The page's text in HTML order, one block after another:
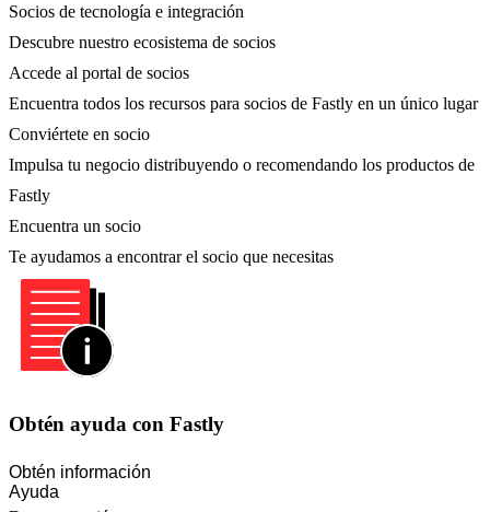
Socios de tecnología e integración
Descubre nuestro ecosistema de socios
Accede al portal de socios
Encuentra todos los recursos para socios de Fastly en un único lugar
Conviértete en socio
Impulsa tu negocio distribuyendo o recomendando los productos de
Fastly
Encuentra un socio
Te ayudamos a encontrar el socio que necesitas
Obtén ayuda con Fastly
Obtén información
Ayuda